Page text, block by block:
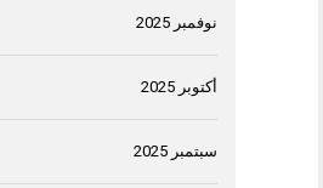
نوفمبر 2025
أكتوبر 2025
سبتمبر 2025